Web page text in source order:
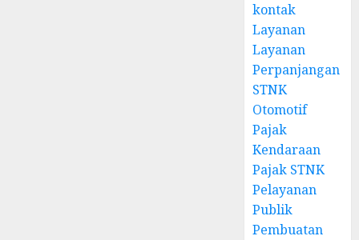
kontak
Layanan
Layanan
Perpanjangan
STNK
Otomotif
Pajak
Kendaraan
Pajak STNK
Pelayanan
Publik
Pembuatan